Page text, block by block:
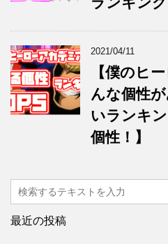
2021/04/11
【僕のヒ
んな個性
いランキ
個性！】
最近の投稿